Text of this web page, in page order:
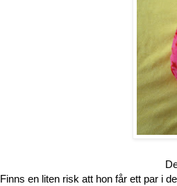
Finns en liten risk att hon får ett par i